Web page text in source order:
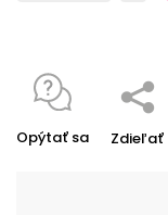
Opýtať sa Zdieľať